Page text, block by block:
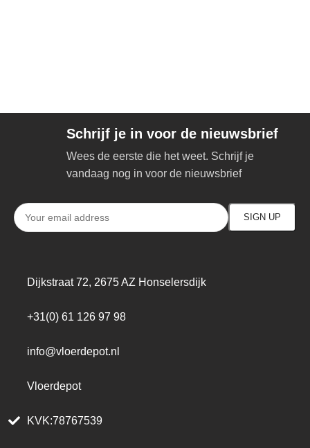
Schrijf je in voor de nieuwsbrief
Wees de eerste die het weet. Schrijf je
vandaag nog in voor de nieuwsbrief
Dijkstraat 72, 2675 AZ Honselersdijk
+31(0) 61 126 97 98
info@vloerdepot.nl
Vloerdepot
KVK:78767539